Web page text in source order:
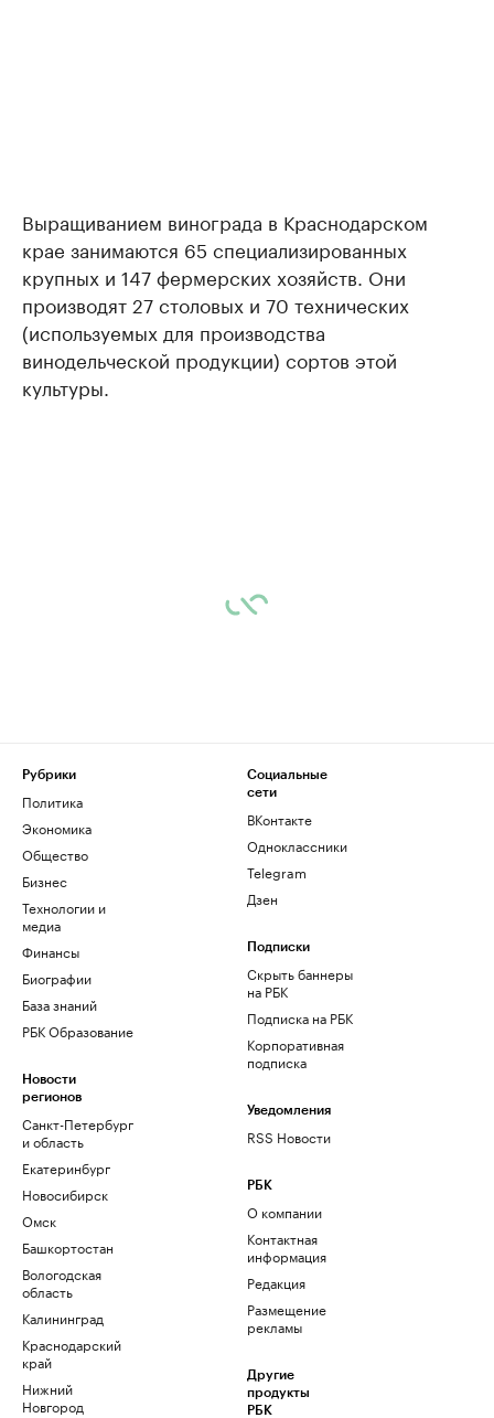
Выращиванием винограда в Краснодарском
крае занимаются 65 специализированных
крупных и 147 фермерских хозяйств. Они
производят 27 столовых и 70 технических
(используемых для производства
винодельческой продукции) сортов этой
культуры.
Рубрики
Политика
Экономика
Общество
Бизнес
Технологии и
медиа
Финансы
Биографии
База знаний
РБК Образование
Новости
регионов
Санкт-Петербург
и область
Екатеринбург
Новосибирск
Омск
Башкортостан
Вологодская
область
Калининград
Краснодарский
край
Нижний
Новгород
Социальные
сети
ВКонтакте
Одноклассники
Telegram
Дзен
Подписки
Скрыть баннеры
на РБК
Подписка на РБК
Корпоративная
подписка
Уведомления
RSS Новости
РБК
О компании
Контактная
информация
Редакция
Размещение
рекламы
Другие
продукты
РБК